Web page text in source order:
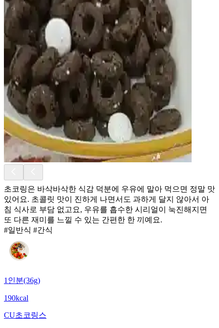
초코링은 바삭바삭한 식감 덕분에 우유에 말아 먹으면 정말 맛
있어요. 초콜릿 맛이 진하게 나면서도 과하게 달지 않아서 아
침 식사로 부담 없고요, 우유를 흡수한 시리얼이 눅진해지면
또 다른 재미를 느낄 수 있는 간편한 한 끼예요.
#일반식 #간식
1인분(36g)
190kcal
CU초코링스